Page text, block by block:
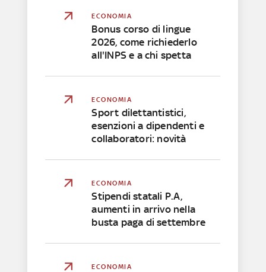
ECONOMIA
Bonus corso di lingue
2026, come richiederlo
all'INPS e a chi spetta
ECONOMIA
Sport dilettantistici,
esenzioni a dipendenti e
collaboratori: novità
ECONOMIA
Stipendi statali P.A,
aumenti in arrivo nella
busta paga di settembre
ECONOMIA